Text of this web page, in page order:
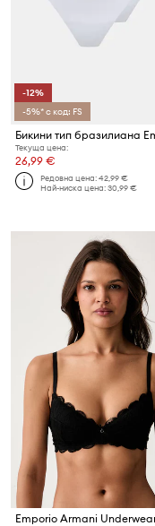
-12%
-5%* с код: FS
Текуща цена:
26,99 €
Редовна цена:42,99 €
Най-ниска цена:30,99 €